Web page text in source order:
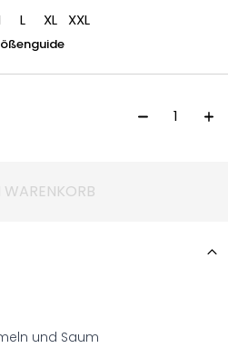
L XL XXL
WARENKORB
und Saum